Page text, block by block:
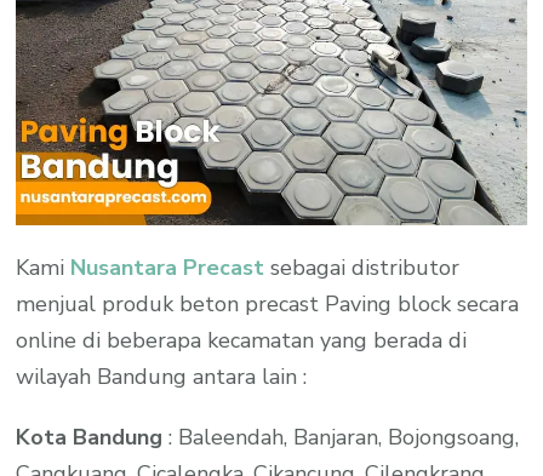
Kami Nusantara Precast sebagai distributor
menjual produk beton precast Paving block secara
online di beberapa kecamatan yang berada di
wilayah Bandung antara lain :
Kota Bandung : Baleendah, Banjaran, Bojongsoang,